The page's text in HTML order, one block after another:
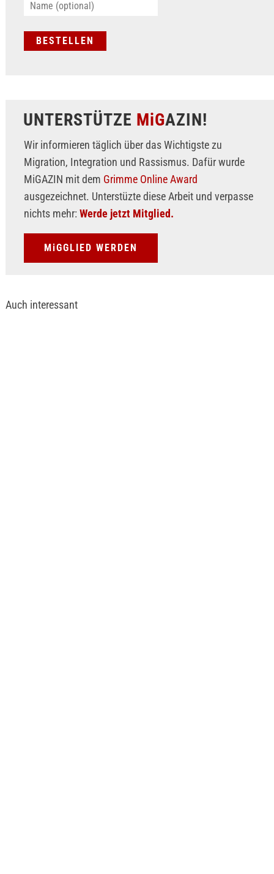
UNTERSTÜTZE MiGAZIN!
Wir informieren täglich über das Wichtigste zu
Migration, Integration und Rassismus. Dafür wurde
MiGAZIN mit dem Grimme Online Award
ausgezeichnet. Unterstüzte diese Arbeit und verpasse
nichts mehr: Werde jetzt Mitglied.
MiGGLIED WERDEN
Auch interessant